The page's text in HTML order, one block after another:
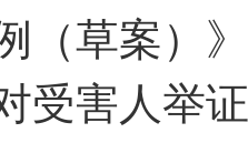
（草案）
受害人举